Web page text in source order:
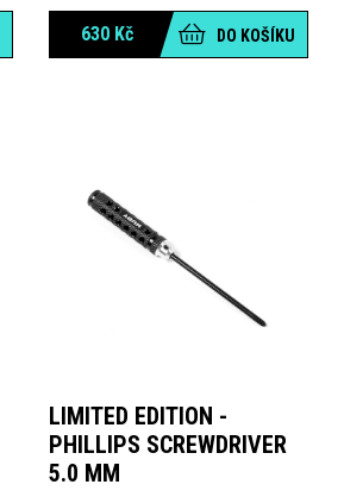
630 Kč DO KOŠÍKU
LIMITED EDITION -
PHILLIPS SCREWDRIVER
5.0 MM